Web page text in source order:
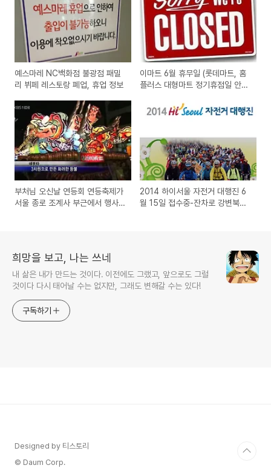
예스마레 NC백화점 불광점 패밀
리 뷔페 레스토랑 폐업, 휴업 정보
이마트 6월 휴무일 (롯데마트, 홈
플러스 대형마트 정기휴점일 안
부처님 오신날 연등회 연등축제가
서울 종로 조계사 부근에서 행사
2014 하이서울 자전거 대행진 6
월 15일 접수중-잔차로 강변북로
희망을 보고, 나는 쓰네
내 삶은 내가 만드는 것이다. 이전에도 그랬고, 앞으로도 그럴
것이다 다시 태어날 수는 없지만, 그래도 변해갈 수는 있다!
구독하기
Designed by 티스토리
© Daum Corp.